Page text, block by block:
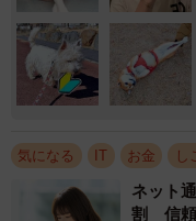
気になる IT お金 し
ネット
割 信頼